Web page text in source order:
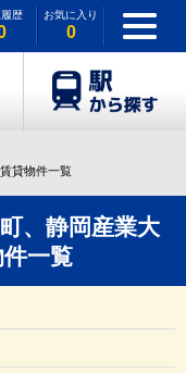
歴 お気に入り
0
貸物件一覧
、静岡産業大
一覧